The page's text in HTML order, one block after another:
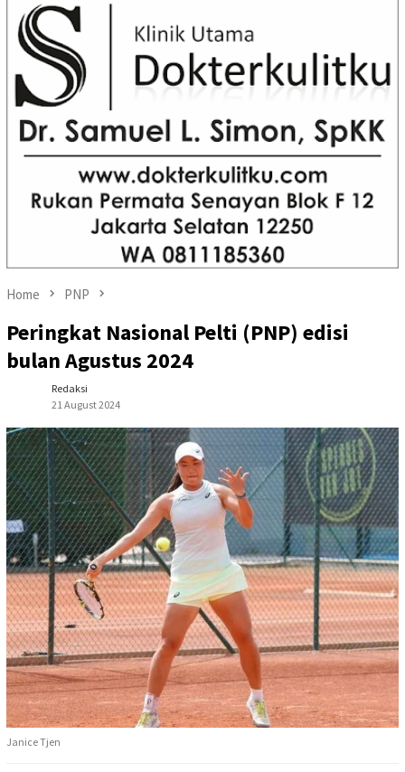
Home PNP
Peringkat Nasional Pelti (PNP) edisi
bulan Agustus 2024
Redaksi
21 August 2024
Janice Tjen